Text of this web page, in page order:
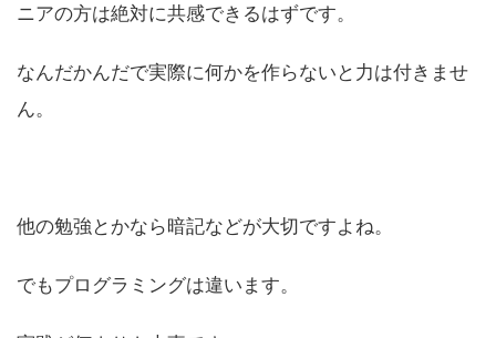
ニアの方は絶対に共感できるはずです。
なんだかんだで実際に何かを作らないと力は付きませ
ん。
他の勉強とかなら暗記などが大切ですよね。
でもプログラミングは違います。